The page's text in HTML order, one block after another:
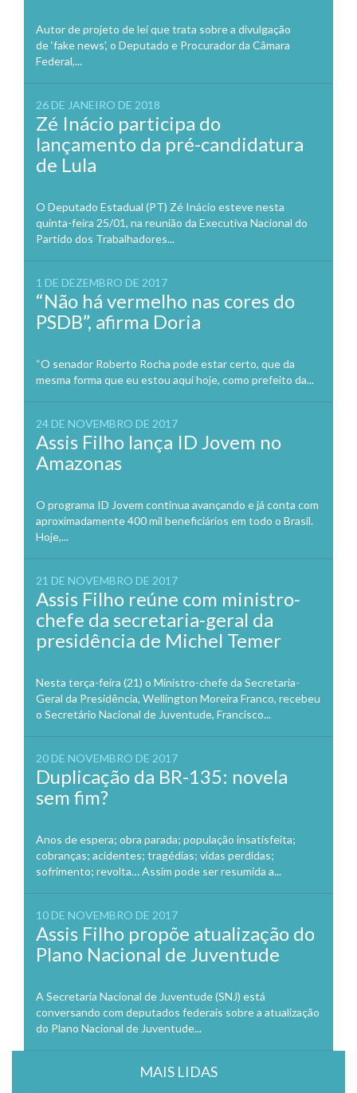
Autor de projeto de lei que trata sobre a divulgação
de ‘fake news’, o Deputado e Procurador da Câmara
Federal,...
26 DE JANEIRO DE 2018
Zé Inácio participa do
lançamento da pré-candidatura
de Lula
O Deputado Estadual (PT) Zé Inácio esteve nesta
quinta-feira 25/01, na reunião da Executiva Nacional do
Partido dos Trabalhadores...
1 DE DEZEMBRO DE 2017
“Não há vermelho nas cores do
PSDB”, afirma Doria
“O senador Roberto Rocha pode estar certo, que da
mesma forma que eu estou aqui hoje, como prefeito da...
24 DE NOVEMBRO DE 2017
Assis Filho lança ID Jovem no
Amazonas
O programa ID Jovem continua avançando e já conta com
aproximadamente 400 mil beneficiários em todo o Brasil.
Hoje,...
21 DE NOVEMBRO DE 2017
Assis Filho reúne com ministro-
chefe da secretaria-geral da
presidência de Michel Temer
Nesta terça-feira (21) o Ministro-chefe da Secretaria-
Geral da Presidência, Wellington Moreira Franco, recebeu
o Secretário Nacional de Juventude, Francisco...
20 DE NOVEMBRO DE 2017
Duplicação da BR-135: novela
sem fim?
Anos de espera; obra parada; população insatisfeita;
cobranças; acidentes; tragédias; vidas perdidas;
sofrimento; revolta… Assim pode ser resumida a...
10 DE NOVEMBRO DE 2017
Assis Filho propõe atualização do
Plano Nacional de Juventude
A Secretaria Nacional de Juventude (SNJ) está
conversando com deputados federais sobre a atualização
do Plano Nacional de Juventude...
MAIS LIDAS